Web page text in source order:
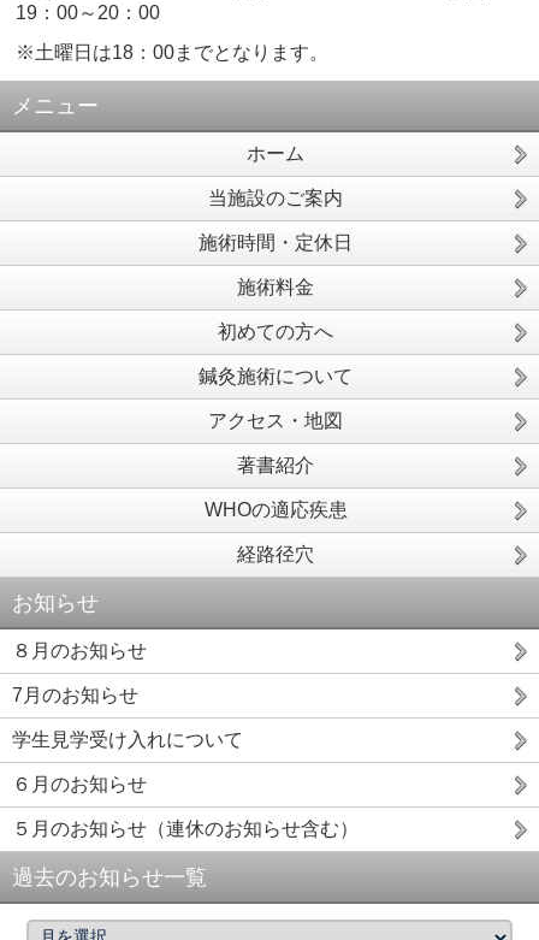
19：00～20：00
※土曜日は18：00までとなります。
メニュー
ホーム
当施設のご案内
施術時間・定休日
施術料金
初めての方へ
鍼灸施術について
アクセス・地図
著書紹介
WHOの適応疾患
経路径穴
お知らせ
８月のお知らせ
7月のお知らせ
学生見学受け入れについて
６月のお知らせ
５月のお知らせ（連休のお知らせ含む）
過去のお知らせ一覧